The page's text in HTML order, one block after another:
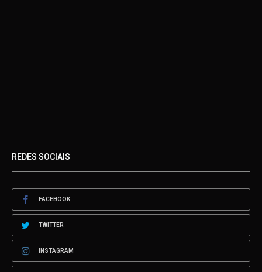
REDES SOCIAIS
FACEBOOK
TWITTER
INSTAGRAM